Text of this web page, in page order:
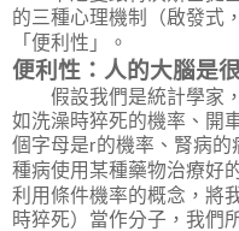
的三種心理機制（啟發式，
「便利性」。
便利性：人的大腦是
假設我們是統計學家
如洗澡時猝死的機率、開
個字母是r的機率、腎病的
種病使用某種藥物治療好
利用條件機率的概念，將
時猝死）當作分子，我們